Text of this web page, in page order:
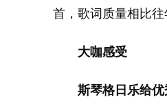
首，歌词质量相比
大咖感受
斯琴格日乐给优